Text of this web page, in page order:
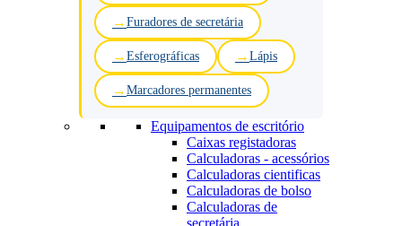
Furadores de secretária
Esferográficas Lápis
Marcadores permanentes
Equipamentos de escritório
Caixas registadoras
Calculadoras - acessórios
Calculadoras cientificas
Calculadoras de bolso
Calculadoras de
secretária